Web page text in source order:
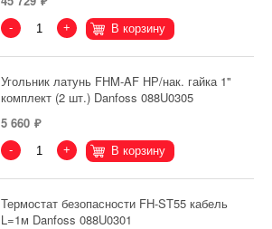
- + В корзину
Угольник латунь FHM-AF НР/нак. гайка 1"
комплект (2 шт.) Danfoss 088U0305
5 660
- + В корзину
Термостат безопасности FH-ST55 кабель
L=1м Danfoss 088U0301